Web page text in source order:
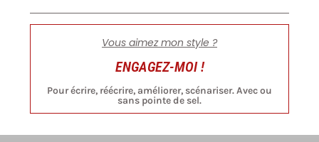
Vous aimez mon style ?
ENGAGEZ-MOI !
Pour écrire, réécrire, améliorer, scénariser. Avec ou
sans pointe de sel.